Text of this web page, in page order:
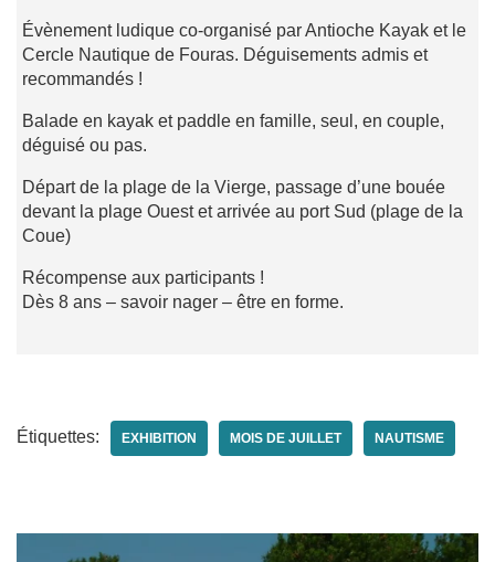
Évènement ludique co-organisé par Antioche Kayak et le
Cercle Nautique de Fouras. Déguisements admis et
recommandés !
Balade en kayak et paddle en famille, seul, en couple,
déguisé ou pas.
Départ de la plage de la Vierge, passage d’une bouée
devant la plage Ouest et arrivée au port Sud (plage de la
Coue)
Récompense aux participants !
Dès 8 ans – savoir nager – être en forme.
Étiquettes: EXHIBITION MOIS DE JUILLET NAUTISME